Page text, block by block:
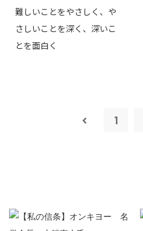
難しいことをやさしく、や
さしいことを深く、深いこ
とを面白く
1